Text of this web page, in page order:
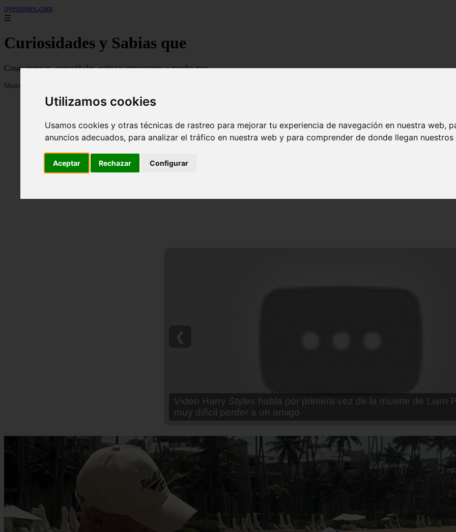
Utilizamos cookies
Usamos cookies y otras técnicas de rastreo para mejorar tu experiencia de navegación en nuestra web,
anuncios adecuados, para analizar el tráfico en nuestra web y para comprender de donde llegan
Aceptar Rechazar Configurar
oyequotes.com
☰
Curiosidades y Sabias que
Cosas curiosas, curiosidades, noticias impactantes y mucho mas
Mostrando 1 - 24 de 2832 artículos
Video Ana Brenda Contreras y la firme promesa que le hizo a
❮